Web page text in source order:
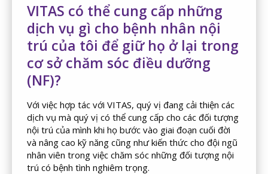
VITAS có thể cung cấp những
dịch vụ gì cho bệnh nhân nội
trú của tôi để giữ họ ở lại trong
cơ sở chăm sóc điều dưỡng
(NF)?
Với việc hợp tác với VITAS, quý vị đang cải thiện các
dịch vụ mà quý vị có thể cung cấp cho các đối tượng
nội trú của mình khi họ bước vào giai đoạn cuối đời
và nâng cao kỹ năng cũng như kiến thức cho đội ngũ
nhân viên trong việc chăm sóc những đối tượng nội
trú có bệnh tình nghiêm trọng.